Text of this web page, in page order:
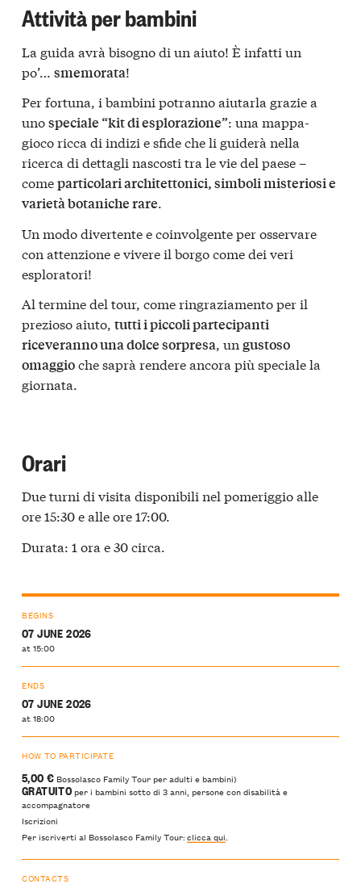
Attività per bambini
La guida avrà bisogno di un aiuto! È infatti un
po’… smemorata!
Per fortuna, i bambini potranno aiutarla grazie a
unospeciale “kit di esplorazione”: una mappa-
gioco ricca di indizi e sfide che li guiderà nella
ricerca di dettagli nascosti tra le vie del paese –
comeparticolari architettonici, simboli misteriosi e
varietà botaniche rare.
Un modo divertente e coinvolgente per osservare
con attenzione e vivere il borgo come dei veri
esploratori!
Al termine del tour, come ringraziamento per il
prezioso aiuto, tutti i piccoli partecipanti
riceveranno una dolce sorpresa, un gustoso
omaggioche saprà rendere ancora più speciale la
giornata.
Orari
Due turni di visita disponibili nel pomeriggio alle
ore 15:30 e alle ore 17:00.
Durata: 1 ora e 30 circa.
BEGINS
07 JUNE 2026
at 15:00
ENDS
07 JUNE 2026
at 18:00
HOW TO PARTICIPATE
5,00 € Bossolasco Family Tour per adulti e bambini)
GRATUITOper i bambini sotto di 3 anni, persone con disabilità e
accompagnatore
Iscrizioni
Per iscriverti al Bossolasco Family Tour:clicca qui.
CONTACTS